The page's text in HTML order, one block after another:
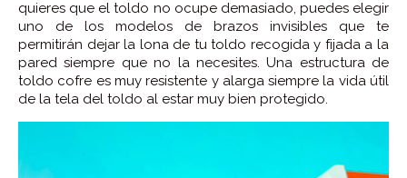
quieres que el toldo no ocupe demasiado, puedes elegir
uno de los modelos de brazos invisibles que te
permitirán dejar la lona de tu toldo recogida y fijada a la
pared siempre que no la necesites. Una estructura de
toldo cofre es muy resistente y alarga siempre la vida útil
de la tela del toldo al estar muy bien protegido.